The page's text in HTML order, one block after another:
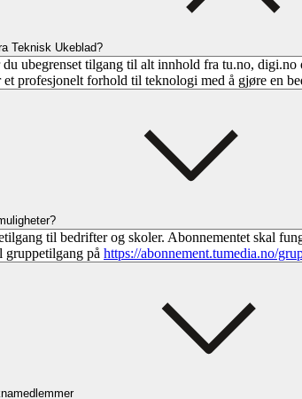
Teknisk Ukeblad?
du ubegrenset tilgang til alt innhold fra tu.no,
profesjonelt forhold til teknologi med å gjøre en
til bedrifter og skoler. Abonnementet skal
gruppetilgang på https://abonnement.tumedia.no/